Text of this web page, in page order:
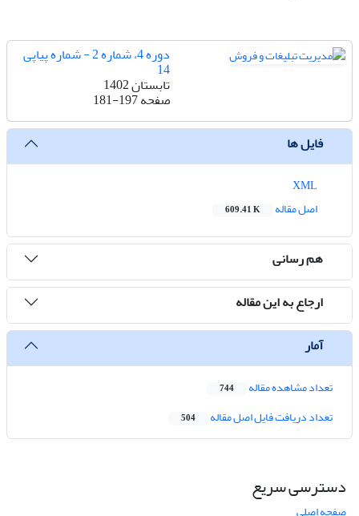
دوره 4، شماره 2 - شماره پیاپی
14
تابستان 1402
صفحه181-197
فایل ها
اصل مقاله
609.41 K
هم رسانی
ارجاع به این مقاله
آمار
تعداد مشاهده مقاله 744
تعداد دریافت فایل اصل مقاله 504
دسترسی سریع